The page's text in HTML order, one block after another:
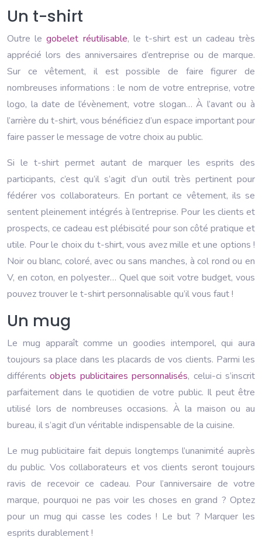
Un t-shirt
Outre legobelet réutilisable, le t-shirt est un cadeau très
apprécié lors des anniversaires d’entreprise ou de marque.
Sur ce vêtement, il est possible de faire figurer de
nombreuses informations : le nom de votre entreprise, votre
logo, la date de l’évènement, votre slogan… À l’avant ou à
l’arrière du t-shirt, vous bénéficiez d’un espace important pour
faire passer le message de votre choix au public.
Si le t-shirt permet autant de marquer les esprits des
participants, c’est qu’il s’agit d’un outil très pertinent pour
fédérer vos collaborateurs. En portant ce vêtement, ils se
sentent pleinement intégrés à l’entreprise. Pour les clients et
prospects, ce cadeau est plébiscité pour son côté pratique et
utile. Pour le choix du t-shirt, vous avez mille et une options !
Noir ou blanc, coloré, avec ou sans manches, à col rond ou en
V, en coton, en polyester… Quel que soit votre budget, vous
pouvez trouver le t-shirt personnalisable qu’il vous faut !
Un mug
Le mug apparaît comme un goodies intemporel, qui aura
toujours sa place dans les placards de vos clients. Parmi les
différentsobjets publicitaires personnalisés, celui-ci s’inscrit
parfaitement dans le quotidien de votre public. Il peut être
utilisé lors de nombreuses occasions. À la maison ou au
bureau, il s’agit d’un véritable indispensable de la cuisine.
Le mug publicitaire fait depuis longtemps l’unanimité auprès
du public. Vos collaborateurs et vos clients seront toujours
ravis de recevoir ce cadeau. Pour l’anniversaire de votre
marque, pourquoi ne pas voir les choses en grand ? Optez
pour un mug qui casse les codes ! Le but ? Marquer les
esprits durablement !